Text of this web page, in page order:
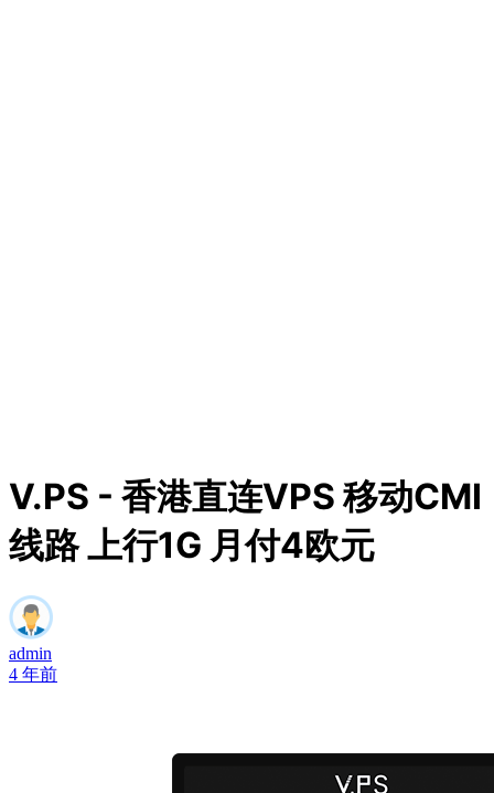
V.PS - 香港直连VPS 移动CMI
线路 上行1G 月付4欧元
admin
4 年前